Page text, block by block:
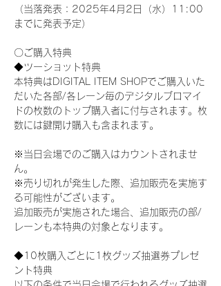
（当落発表：2025年4月2日（水）11:00
までに発表予定）
〇ご購入特典
◆ツーショット特典
本特典はDIGITAL ITEM SHOPでご購入いた
だいた各部/各レーン毎のデジタルブロマイ
ドの枚数のトップ購入者に付与されます。枚
数には鍵開け購入も含まれます。
※当日会場でのご購入はカウントされませ
ん。
※売り切れが発生した際、追加販売を実施す
る可能性がございます。
追加販売が実施された場合、追加販売の部/
レーンも本特典の対象となります。
◆10枚購入ごとに1枚グッズ抽選券プレゼ
ント特典